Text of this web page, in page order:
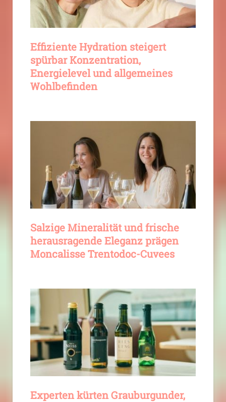
Effiziente Hydration steigert
spürbar Konzentration,
Energielevel und allgemeines
Wohlbefinden
Salzige Mineralität und frische
herausragende Eleganz prägen
Moncalisse Trentodoc-Cuvees
Experten kürten Grauburgunder,